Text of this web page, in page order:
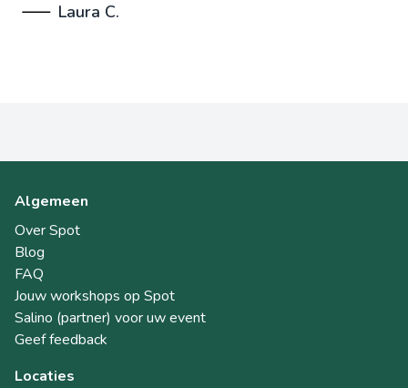
Laura C.
Algemeen
Over Spot
Blog
FAQ
Jouw workshops op Spot
Salino (partner) voor uw event
Geef feedback
Locaties